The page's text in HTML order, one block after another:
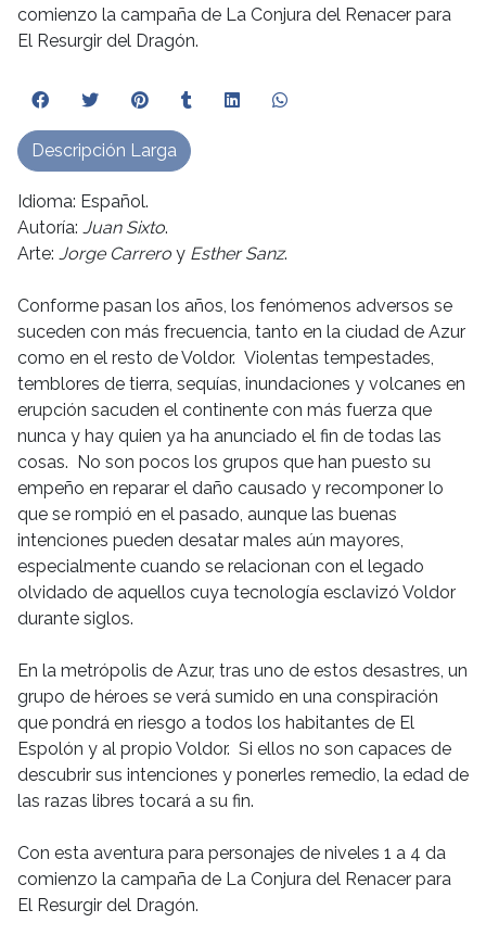
comienzo la campaña de La Conjura del Renacer para
El Resurgir del Dragón.
Idioma: Español.
Autoría: Juan Sixto.
Arte: Jorge Carrero y Esther Sanz.
Conforme pasan los años, los fenómenos adversos se
suceden con más frecuencia, tanto en la ciudad de Azur
como en el resto de Voldor. Violentas tempestades,
temblores de tierra, sequías, inundaciones y volcanes en
erupción sacuden el continente con más fuerza que
nunca y hay quien ya ha anunciado el fin de todas las
cosas. No son pocos los grupos que han puesto su
empeño en reparar el daño causado y recomponer lo
que se rompió en el pasado, aunque las buenas
intenciones pueden desatar males aún mayores,
especialmente cuando se relacionan con el legado
olvidado de aquellos cuya tecnología esclavizó Voldor
durante siglos.
En la metrópolis de Azur, tras uno de estos desastres, un
grupo de héroes se verá sumido en una conspiración
que pondrá en riesgo a todos los habitantes de El
Espolón y al propio Voldor. Si ellos no son capaces de
descubrir sus intenciones y ponerles remedio, la edad de
las razas libres tocará a su fin.
Con esta aventura para personajes de niveles 1 a 4 da
comienzo la campaña de La Conjura del Renacer para
El Resurgir del Dragón.
Descripción Larga